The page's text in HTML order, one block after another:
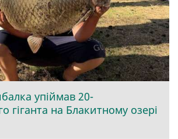
упіймав 20-
гіганта на Блакитному озері